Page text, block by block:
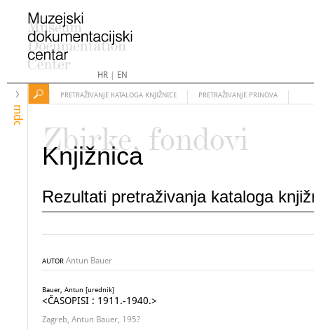
HR| EN
mdc
PRETRAŽIVANJE KATALOGA KNJIŽNICE PRETRAŽIVANJE PRINOVA
Zbirke, fondovi
Knjižnica
Rezultati pretraživanja kataloga
AUTOR Antun Bauer
Bauer, Antun [urednik]
<ČASOPISI : 1911.-1940.>
Zagreb, Antun Bauer, 195?